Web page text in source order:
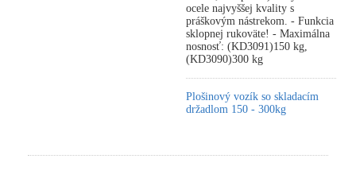
ocele najvyššej kvality s
práškovým nástrekom. - Funkcia
sklopnej rukoväte! - Maximálna
nosnosť: (KD3091)150 kg,
(KD3090)300 kg
Plošinový vozík so skladacím
držadlom 150 - 300kg